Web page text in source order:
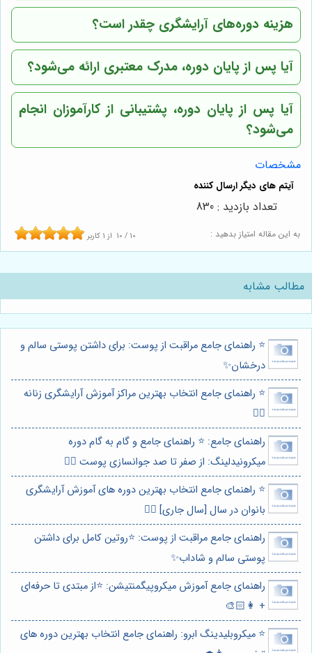
هزینه دوره‌های آرایشگری چقدر است؟
آیا پس از پایان دوره، مدرک معتبری ارائه می‌شود؟
آیا پس از پایان دوره، پشتیبانی از کارآموزان انجام
می‌شود؟
مشخصات
به این مقاله امتیاز بدهید : 10 / 10 از1 کاربر
تعداد بازدید : 830
مطالب مشابه
⭐️ راهنمای جامع مراقبت از پوست: برای داشتن پوستی سالم و
درخشان✨
⭐️ راهنمای جامع انتخاب بهترین مراکز آموزش آرایشگری زنانه
💇‍♀️
راهنمای جامع: ⭐️ راهنمای جامع و گام به گام دوره
میکرونیدلینگ: از صفر تا صد جوانسازی پوست 💆‍♀️
⭐️ راهنمای جامع انتخاب بهترین دوره های آموزش آرایشگری
بانوان در سال [سال جاری] 💇‍♀️
راهنمای جامع مراقبت از پوست: ⭐️روتین کامل برای داشتن
پوستی سالم و شاداب✨
راهنمای جامع آموزش میکروپیگمنتیشن: ⭐️از مبتدی تا حرفه‌ای
+ 👩🏻‍🎨
⭐️ میکروبلیدینگ ابرو: راهنمای جامع انتخاب بهترین دوره های